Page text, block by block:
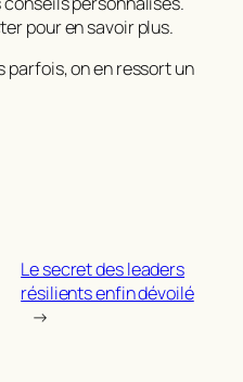
pour en savoir plus.
parfois, on en ressort un
Le secret des leaders
résilients enfin dévoilé
→